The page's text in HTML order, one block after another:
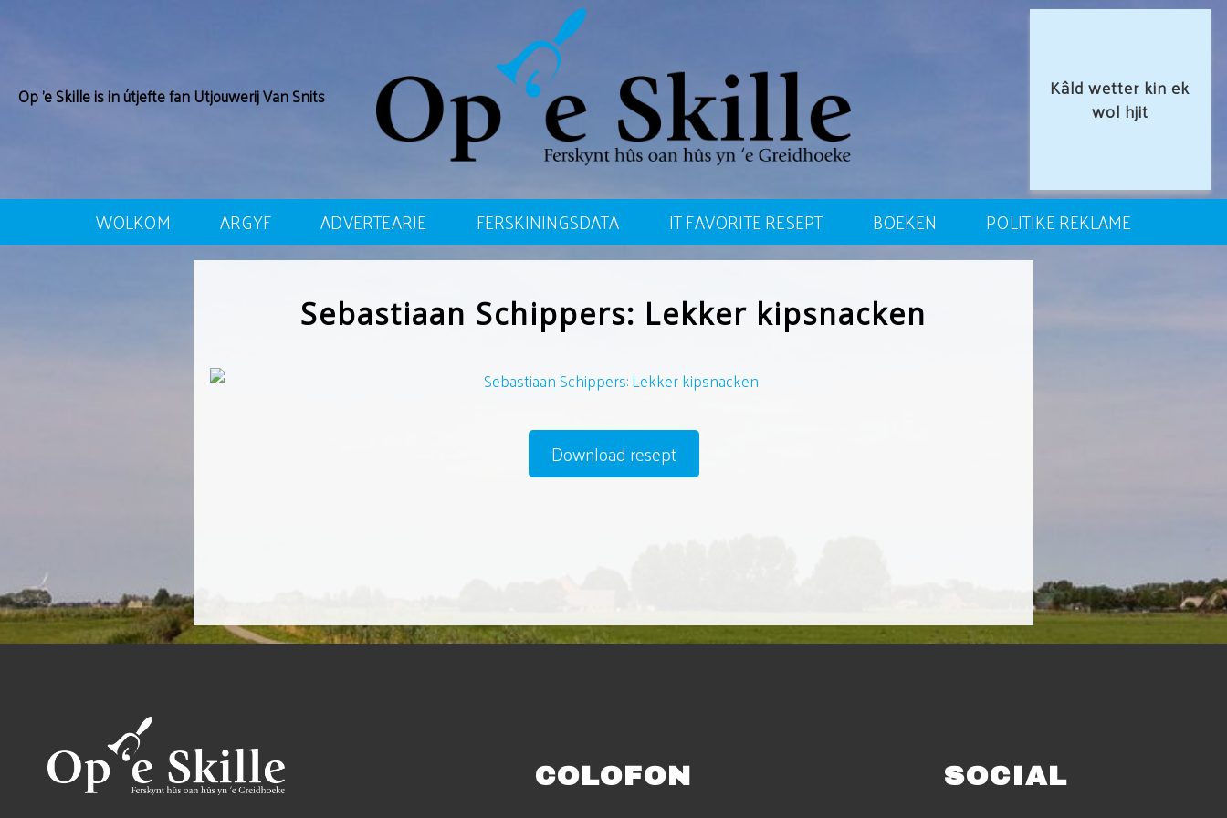
Op ’e Skille is in útjefte fan Utjouwerij Van Snits Kâld wetter kin ek
wol hjit
WOLKOM ARGYF ADVERTEARJE FERSKININGSDATA IT FAVORITE RESEPT BOEKEN POLITIKE REKLAME
Sebastiaan Schippers: Lekker kipsnacken
Download resept
COLOFON SOCIAL